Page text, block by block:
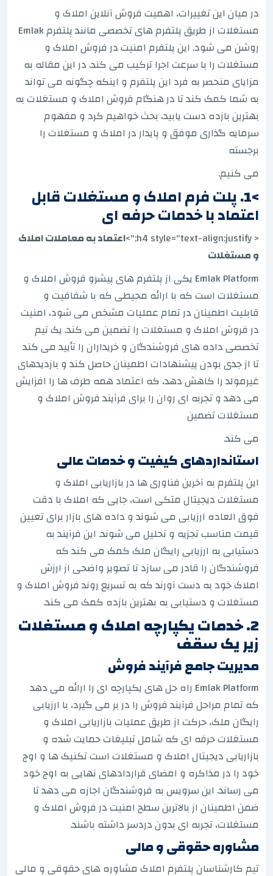
در میان این تغییرات، اهمیت فروش آنلاین املاک و
مستغلات از طریق پلتفرم های تخصصی مانند پلتفرم Emlak
روشن می شود. این پلتفرم امنیت در فروش املاک و
مستغلات را با سرعت اجرا ترکیب می کند. در این مقاله به
مزایای منحصر به فرد این پلتفرم و اینکه چگونه می تواند
به شما کمک کند تا در هنگام فروش املاک و مستغلات به
بهترین بازده دست یابید، بحث خواهیم کرد و مفهوم
سرمایه گذاری موفق و پایدار در املاک و مستغلات را
برجسته
می کنیم.
>1. پلت فرم املاک و مستغلات قابل
اعتماد با خدمات حرفه ای
< h4 style="text-align:justify;">
اعتماد به معاملات املاک
و مستغلات
Emlak Platform یکی از پلتفرم های پیشرو فروش املاک و
مستغلات است که با ارائه محیطی که با شفافیت و
قابلیت اطمینان در تمام عملیات مشخص می شود، امنیت
در فروش املاک و مستغلات را تضمین می کند. یک تیم
تخصصی داده های فروشندگان و خریداران را تأیید می کند
تا از جدی بودن پیشنهادات اطمینان حاصل کند و بازدیدهای
غیرمولد را کاهش دهد، که اعتماد همه طرف ها را افزایش
می دهد و تجربه ای روان را برای فرآیند فروش املاک و
مستغلات تضمین
می کند.
استانداردهای کیفیت و خدمات عالی
این پلتفرم به آخرین فناوری ها در بازاریابی املاک و
مستغلات دیجیتال متکی است، جایی که املاک با دقت
فوق العاده ارزیابی می شوند و داده های بازار برای تعیین
قیمت مناسب تجزیه و تحلیل می شوند. این فرآیند به
دستیابی به ارزیابی رایگان ملک کمک می کند که
فروشندگان را قادر می سازد تا تصویر واضحی از ارزش
املاک خود به دست آورند که به تسریع روند فروش املاک و
مستغلات و دستیابی به بهترین بازده کمک می کند.
2. خدمات یکپارچه املاک و مستغلات
زیر یک سقف
مدیریت جامع فرآیند فروش
Emlak Platform راه حل های یکپارچه ای را ارائه می دهد
که تمام مراحل فرآیند فروش را در بر می گیرد، با ارزیابی
رایگان ملک، حرکت از طریق عملیات بازاریابی املاک و
مستغلات حرفه ای که شامل تبلیغات حمایت شده و
بازاریابی دیجیتال املاک و مستغلات است تکنیک ها و اوج
خود را در مذاکره و امضای قراردادهای نهایی به اوج خود
می رساند. این سرویس به فروشندگان اجازه می دهد تا
ضمن اطمینان از بالاترین سطح امنیت در فروش املاک و
مستغلات، تجربه ای بدون دردسر داشته باشند.
مشاوره حقوقی و مالی
تیم کارشناسان پلتفرم املاک مشاوره های حقوقی و مالی